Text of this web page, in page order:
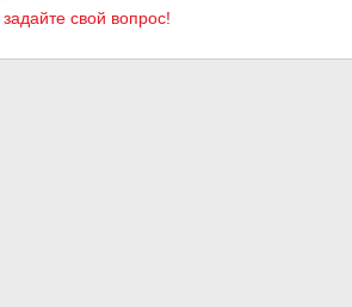
задайте свой вопрос!